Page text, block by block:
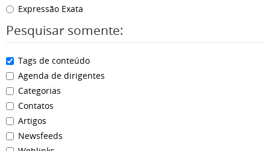
Expressão Exata
Pesquisar somente:
Tags de conteúdo
Agenda de dirigentes
Categorias
Contatos
Artigos
Newsfeeds